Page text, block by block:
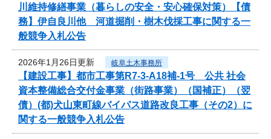
川維持修繕事業（暮らしの安全・安心確保対策）【債
務】伊自良川他 河道掘削・樹木伐採工事に関する一
般競争入札公告
2026年1月26日更新 岐阜土木事務所
【建設工事】都市工事第R7-3-A18補-1号 公共 社会
資本整備総合交付金事業（街路事業）（国補正）（翌
債）(都)犬山東町線バイパス道路改良工事（その2）に
関する一般競争入札公告